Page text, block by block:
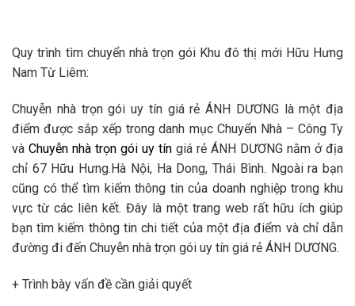
Quy trình tìm chuyển nhà trọn gói Khu đô thị mới Hữu Hưng
Nam Từ Liêm:
Chuyễn nhà trọn gói uy tín giá rẻ ÁNH DƯƠNG là một địa
điểm được sắp xếp trong danh mục Chuyển Nhà – Công Ty
và Chuyễn nhà trọn gói uy tín giá rẻ ÁNH DƯƠNG nằm ở địa
chỉ 67 Hữu Hưng.Hà Nội, Ha Dong, Thái Bình. Ngoài ra bạn
cũng có thể tìm kiếm thông tin của doanh nghiệp trong khu
vực từ các liên kết. Đây là một trang web rất hữu ích giúp
bạn tìm kiếm thông tin chi tiết của một địa điểm và chỉ dẫn
đường đi đến Chuyễn nhà trọn gói uy tín giá rẻ ÁNH DƯƠNG.
+ Trình bày vấn đề cần giải quyết